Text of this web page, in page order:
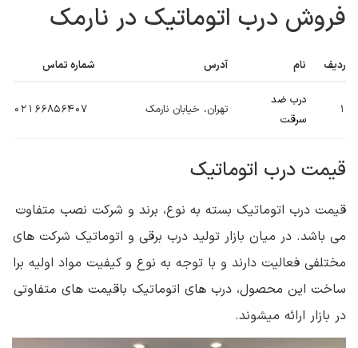
فروش درب اتوماتیک در نارمک
ردیف نام آدرس شماره تماس
1
درب ضد
سرقت
تهران، خیابان نارمک 02166856407
قیمت درب اتوماتیک
قیمت درب اتوماتیک بسته به نوع، برند و شرکت نصب متفاوت
می باشد. در میان بازار تولید درب برقی و اتوماتیک شرکت های
مختلفی فعالیت دارند و با توجه به نوع و کیفیت مواد اولیه برا
ساخت این محصول، درب های اتوماتیک باقیمت های متفاوتی
در بازار ارائه میشوند.